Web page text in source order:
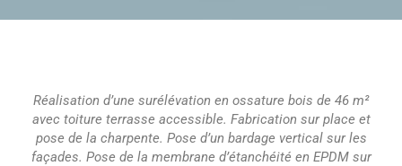
Réalisation d’une surélévation en ossature bois de 46 m²
avec toiture terrasse accessible. Fabrication sur place et
pose de la charpente. Pose d’un bardage vertical sur les
façades. Pose de la membrane d’étanchéité en EPDM sur